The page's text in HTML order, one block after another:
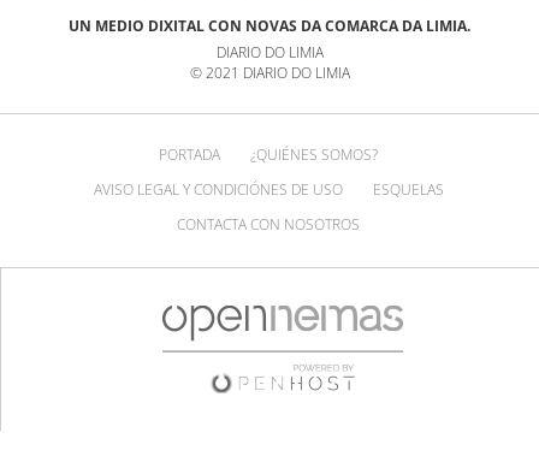
UN MEDIO DIXITAL CON NOVAS DA COMARCA DA LIMIA.
DIARIO DO LIMIA
© 2021 DIARIO DO LIMIA
PORTADA
¿QUIÉNES SOMOS?
AVISO LEGAL Y CONDICIÓNES DE USO
ESQUELAS
CONTACTA CON NOSOTROS